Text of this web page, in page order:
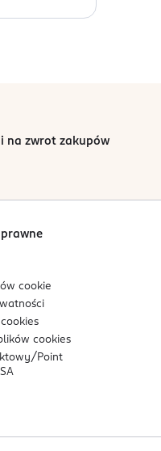
na zwrot zakupów
prawne
cookie
cookies
cookies
Point